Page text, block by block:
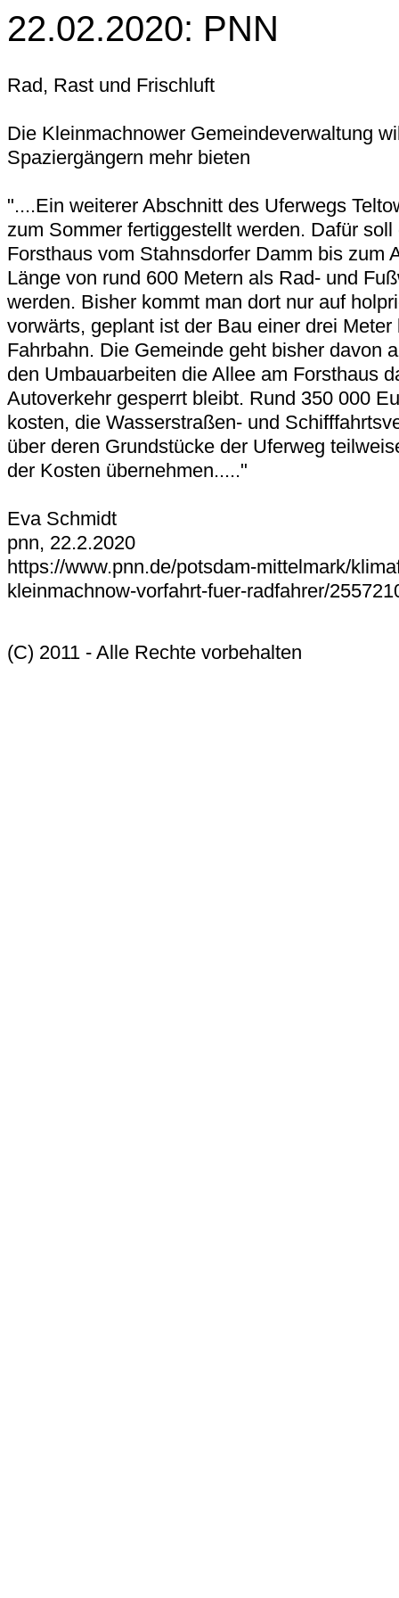
22.02.2020: PNN
Rad, Rast und Frischluft
Die Kleinmachnower Gemeindeverwaltung
Spaziergängern mehr bieten
"....Ein weiterer Abschnitt des Uferwegs
zum Sommer fertiggestellt werden. Dafür
Forsthaus vom Stahnsdorfer Damm bis zum
Länge von rund 600 Metern als Rad- und
werden. Bisher kommt man dort nur auf
vorwärts, geplant ist der Bau einer drei
Fahrbahn. Die Gemeinde geht bisher davon
den Umbauarbeiten die Allee am Forsthaus
Autoverkehr gesperrt bleibt. Rund 350 000
kosten, die Wasserstraßen- und
über deren Grundstücke der Uferweg
der Kosten übernehmen....."
Eva Schmidt
pnn, 22.2.2020
https://www.pnn.de/potsdam-mittelmark/
kleinmachnow-vorfahrt-fuer-radfahrer/
(C) 2011 - Alle Rechte vorbehalten